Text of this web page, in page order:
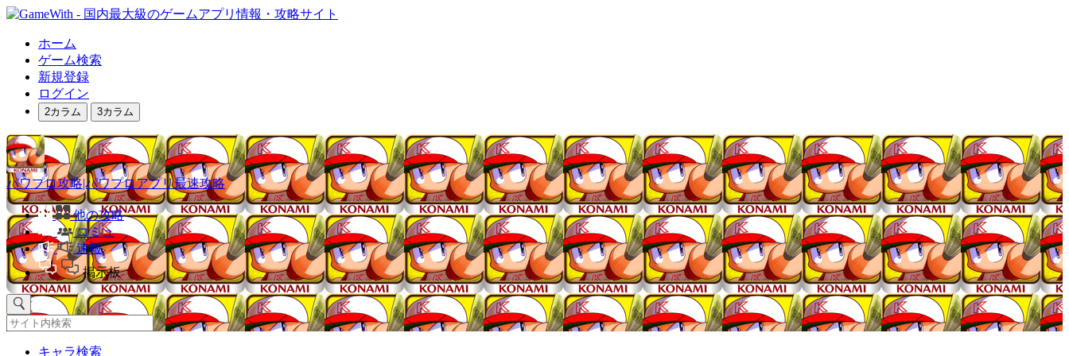
ホーム
ゲーム検索
新規登録
ログイン
2カラム 3カラム
パワプロ攻略|パワプロアプリ最速攻略
他の攻略
コミュ
速報
掲示板
キャラ検索